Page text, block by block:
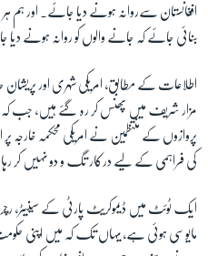
افغانستان سےروانہ ہونے دیا جائے۔ اور ہم
بنائی جائے کہ جانے والوں کو روانہ ہونے دیا
اطلاعات کے مطابق، امریکی شہری اور پریشان
مزار شریف میں پھنس کر رہ گئے ہیں، جب
پروازوں کے منتظمین نے امریکی محکمہ خارجہ
کی فراہمی کے لیے درکار تگ و دو نہیں کر
ایک ٹوئٹ میں ڈیموکریٹ پارٹی کے سینیٹر،
مایوسی ہوئی ہے، یہاں تک کہ میں اپنی